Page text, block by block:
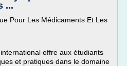
...
Pour Les Médicaments Et Les
offre aux étudiants
et pratiques dans le domaine